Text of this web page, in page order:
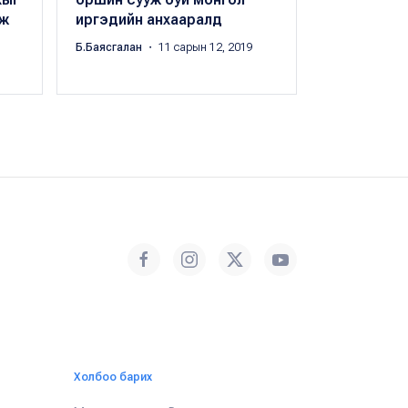
иргэдийн анхааралд
Б.Баясгалан ・ 11 сарын 12, 2019
Холбоо барих